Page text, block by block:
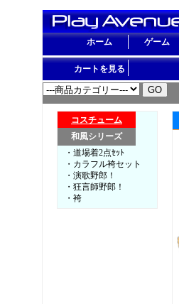
ホーム ゲーム
カートを見る
コスチューム
和風シリーズ
・道場着2点ｾｯﾄ
・カラフル袴セット
・演歌野郎！
・狂言師野郎！
・袴